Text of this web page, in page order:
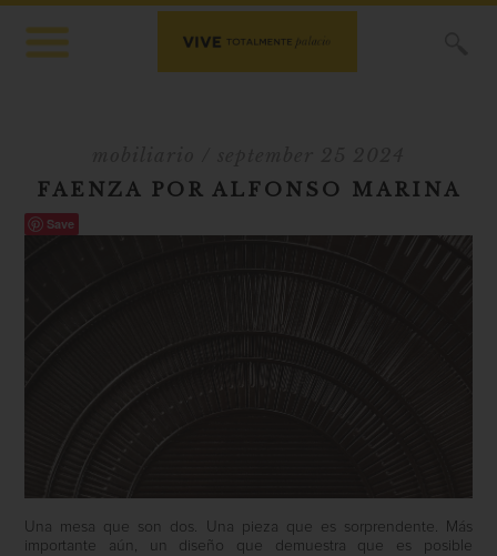
FAENZA POR ALFONSO MARINA
Save
Una mesa que son dos. Una pieza que es sorprendente. Más
importante aún, un diseño que demuestra que es posible